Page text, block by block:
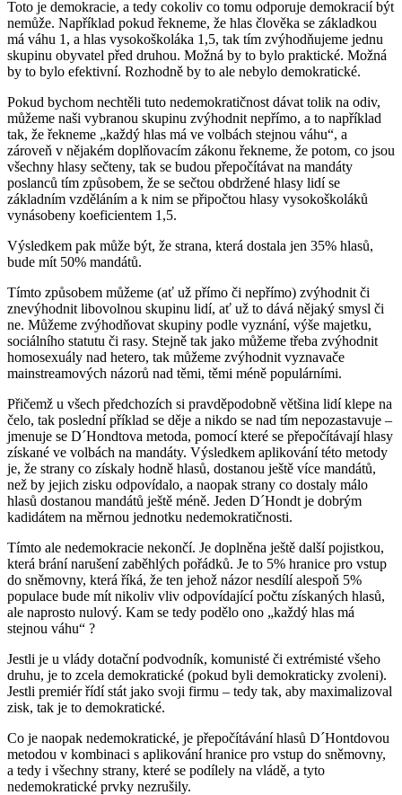
Toto je demokracie, a tedy cokoliv co tomu odporuje demokracií být
nemůže. Například pokud řekneme, že hlas člověka se základkou
má váhu 1, a hlas vysokoškoláka 1,5, tak tím zvýhodňujeme jednu
skupinu obyvatel před druhou. Možná by to bylo praktické. Možná
by to bylo efektivní. Rozhodně by to ale nebylo demokratické.
Pokud bychom nechtěli tuto nedemokratičnost dávat tolik na odiv,
můžeme naši vybranou skupinu zvýhodnit nepřímo, a to například
tak, že řekneme „každý hlas má ve volbách stejnou váhu“, a
zároveň v nějakém doplňovacím zákonu řekneme, že potom, co jsou
všechny hlasy sečteny, tak se budou přepočítávat na mandáty
poslanců tím způsobem, že se sečtou obdržené hlasy lidí se
základním vzděláním a k nim se připočtou hlasy vysokoškoláků
vynásobeny koeficientem 1,5.
Výsledkem pak může být, že strana, která dostala jen 35% hlasů,
bude mít 50% mandátů.
Tímto způsobem můžeme (ať už přímo či nepřímo) zvýhodnit či
znevýhodnit libovolnou skupinu lidí, ať už to dává nějaký smysl či
ne. Můžeme zvýhodňovat skupiny podle vyznání, výše majetku,
sociálního statutu či rasy. Stejně tak jako můžeme třeba zvýhodnit
homosexuály nad hetero, tak můžeme zvýhodnit vyznavače
mainstreamových názorů nad těmi, těmi méně populárními.
Přičemž u všech předchozích si pravděpodobně většina lidí klepe na
čelo, tak poslední příklad se děje a nikdo se nad tím nepozastavuje –
jmenuje se D´Hondtova metoda, pomocí které se přepočítávají hlasy
získané ve volbách na mandáty. Výsledkem aplikování této metody
je, že strany co získaly hodně hlasů, dostanou ještě více mandátů,
než by jejich zisku odpovídalo, a naopak strany co dostaly málo
hlasů dostanou mandátů ještě méně. Jeden D´Hondt je dobrým
kadidátem na měrnou jednotku nedemokratičnosti.
Tímto ale nedemokracie nekončí. Je doplněna ještě další pojistkou,
která brání narušení zaběhlých pořádků. Je to 5% hranice pro vstup
do sněmovny, která říká, že ten jehož názor nesdílí alespoň 5%
populace bude mít nikoliv vliv odpovídající počtu získaných hlasů,
ale naprosto nulový. Kam se tedy podělo ono „každý hlas má
stejnou váhu“ ?
Jestli je u vlády dotační podvodník, komunisté či extrémisté všeho
druhu, je to zcela demokratické (pokud byli demokraticky zvoleni).
Jestli premiér řídí stát jako svoji firmu – tedy tak, aby maximalizoval
zisk, tak je to demokratické.
Co je naopak nedemokratické, je přepočítávání hlasů D´Hontdovou
metodou v kombinaci s aplikování hranice pro vstup do sněmovny,
a tedy i všechny strany, které se podílely na vládě, a tyto
nedemokratické prvky nezrušily.